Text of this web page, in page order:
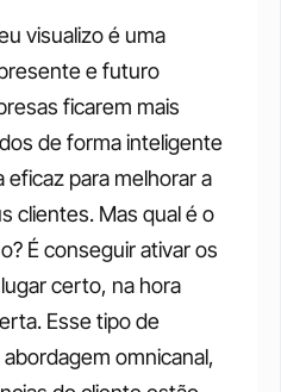
visualizo é uma
e futuro
ficarem mais
de forma inteligente
eficaz para melhorar a
clientes. Mas qual é o
É conseguir ativar os
certo, na hora
Esse tipo de
omnicanal,